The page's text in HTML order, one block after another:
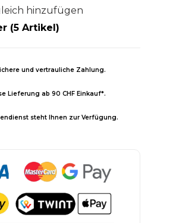
hinzufügen
(5 Artikel)
und vertrauliche Zahlung.
Lieferung ab 90 CHF Einkauf*.
steht Ihnen zur Verfügung.